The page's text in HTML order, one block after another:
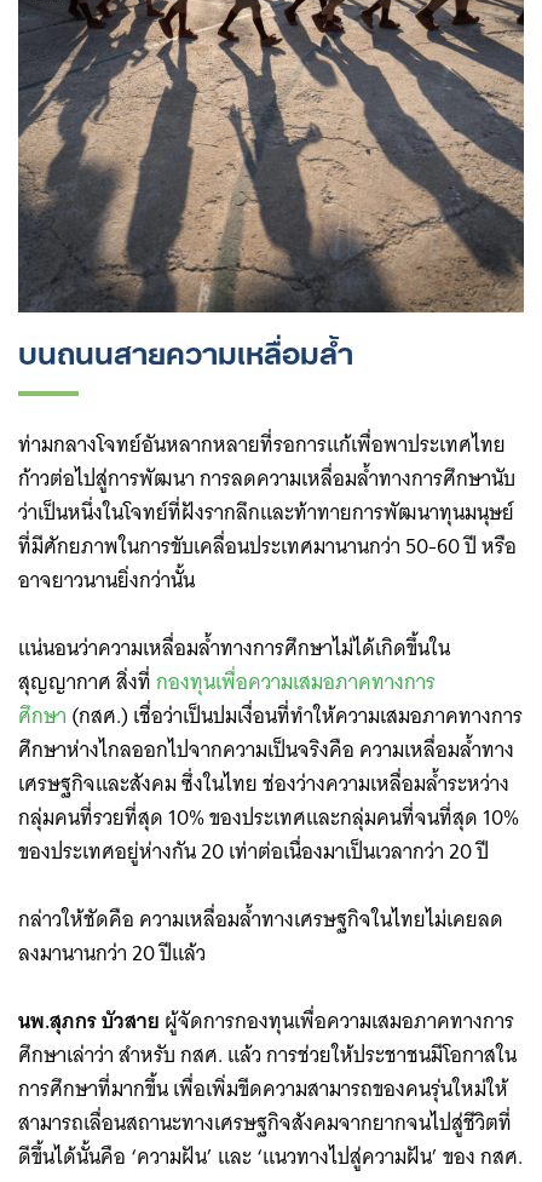
บนถนนสายความเหลื่อมล้ำ
ท่ามกลางโจทย์อันหลากหลายที่รอการแก้เพื่อพาประเทศไทย
ก้าวต่อไปสู่การพัฒนา การลดความเหลื่อมล้ำทางการศึกษานับ
ว่าเป็นหนึ่งในโจทย์ที่ฝังรากลึกและท้าทายการพัฒนาทุนมนุษย์
ที่มีศักยภาพในการขับเคลื่อนประเทศมานานกว่า 50-60 ปี หรือ
อาจยาวนานยิ่งกว่านั้น
แน่นอนว่าความเหลื่อมล้ำทางการศึกษาไม่ได้เกิดขึ้นใน
สุญญากาศ สิ่งที่กองทุนเพื่อความเสมอภาคทางการ
ศึกษา (กสศ.) เชื่อว่าเป็นปมเงื่อนที่ทำให้ความเสมอภาคทางการ
ศึกษาห่างไกลออกไปจากความเป็นจริงคือ ความเหลื่อมล้ำทาง
เศรษฐกิจและสังคม ซึ่งในไทย ช่องว่างความเหลื่อมล้ำระหว่าง
กลุ่มคนที่รวยที่สุด 10% ของประเทศและกลุ่มคนที่จนที่สุด 10%
ของประเทศอยู่ห่างกัน 20 เท่าต่อเนื่องมาเป็นเวลากว่า 20 ปี
กล่าวให้ชัดคือ ความเหลื่อมล้ำทางเศรษฐกิจในไทยไม่เคยลด
ลงมานานกว่า 20 ปีแล้ว
นพ.สุภกร บัวสาย ผู้จัดการกองทุนเพื่อความเสมอภาคทางการ
ศึกษาเล่าว่า สำหรับ กสศ. แล้ว การช่วยให้ประชาชนมีโอกาสใน
การศึกษาที่มากขึ้น เพื่อเพิ่มขีดความสามารถของคนรุ่นใหม่ให้
สามารถเลื่อนสถานะทางเศรษฐกิจสังคมจากยากจนไปสู่ชีวิตที่
ดีขึ้นได้นั้นคือ ‘ความฝัน’ และ ‘แนวทางไปสู่ความฝัน’ ของ กสศ.